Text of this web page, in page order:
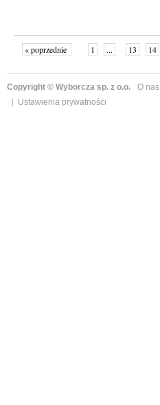
« poprzednie 1 ... 13 14
Copyright © Wyborcza sp. z o.o. O nas
Ustawienia prywatności